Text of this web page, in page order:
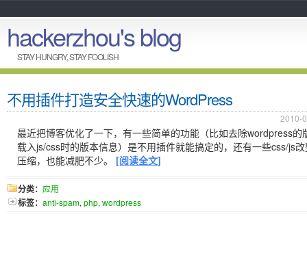
hackerzhou's blog
STAY HUNGRY, STAY FOOLISH
不用插件打造安全快速的WordPress
2010-
最近把博客优化了一下，有一些简单的功能（比如去除wordpress的
载入js/css时的版本信息）是不用插件就能搞定的，还有一些css/js
压缩，也能减肥不少。 [阅读全文]
分类： 应用
标签： anti-spam, php, wordpress